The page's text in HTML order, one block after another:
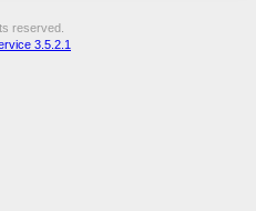
reserved.
3.5.2.1